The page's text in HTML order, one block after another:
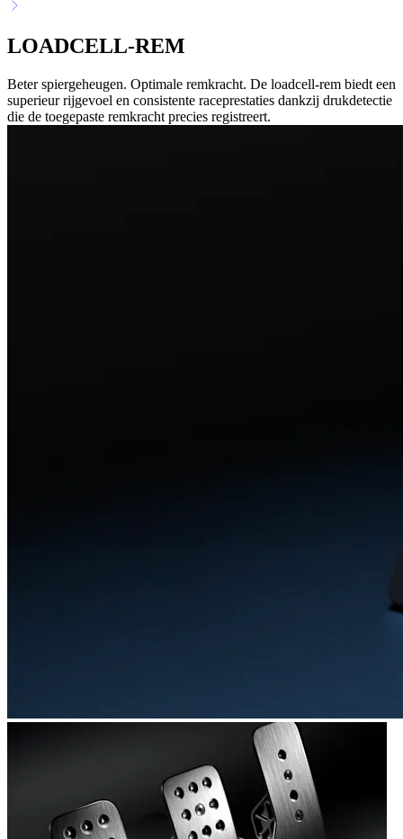
LOADCELL-REM
Beter spiergeheugen. Optimale remkracht. De loadcell-rem biedt een
superieur rijgevoel en consistente raceprestaties dankzij drukdetectie
die de toegepaste remkracht precies registreert.